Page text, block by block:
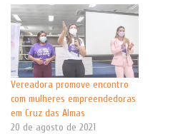
Vereadora promove encontro
com mulheres empreendedoras
em Cruz das Almas
20 de agosto de 2021